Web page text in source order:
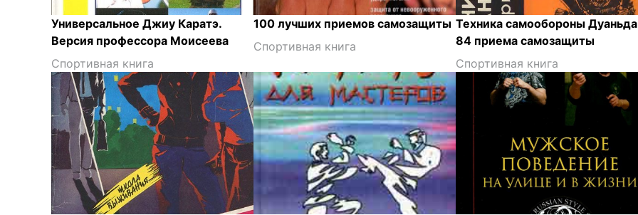
Универсальное Джиу Каратэ.
Версия профессора Моисеева
Спортивная книга
100 лучших приемов самозащиты
Спортивная книга
Техника самообороны
84 приема самозащиты
Спортивная книга